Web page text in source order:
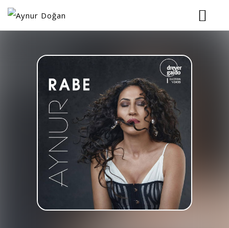
BİYOGRAFİ
KONSERLER
MÜZİK
RESİMLER
VİDEOLAR